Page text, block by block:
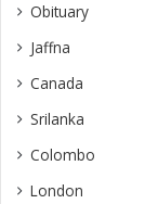
Obituary
Jaffna
Canada
Srilanka
Colombo
London